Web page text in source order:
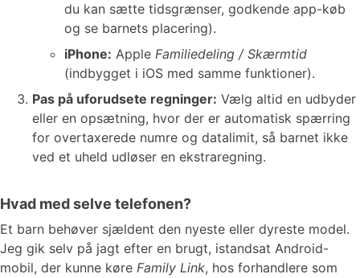
du kan sætte tidsgrænser, godkende app-køb
og se barnets placering).
iPhone: Apple Familiedeling / Skærmtid
(indbygget i iOS med samme funktioner).
Pas på uforudsete regninger: Vælg altid en udbyder
eller en opsætning, hvor der er automatisk spærring
for overtaxerede numre og datalimit, så barnet ikke
ved et uheld udløser en ekstraregning.
Hvad med selve telefonen?
Et barn behøver sjældent den nyeste eller dyreste model.
Jeg gik selv på jagt efter en brugt, istandsat Android-
mobil, der kunne køre Family Link, hos forhandlere som